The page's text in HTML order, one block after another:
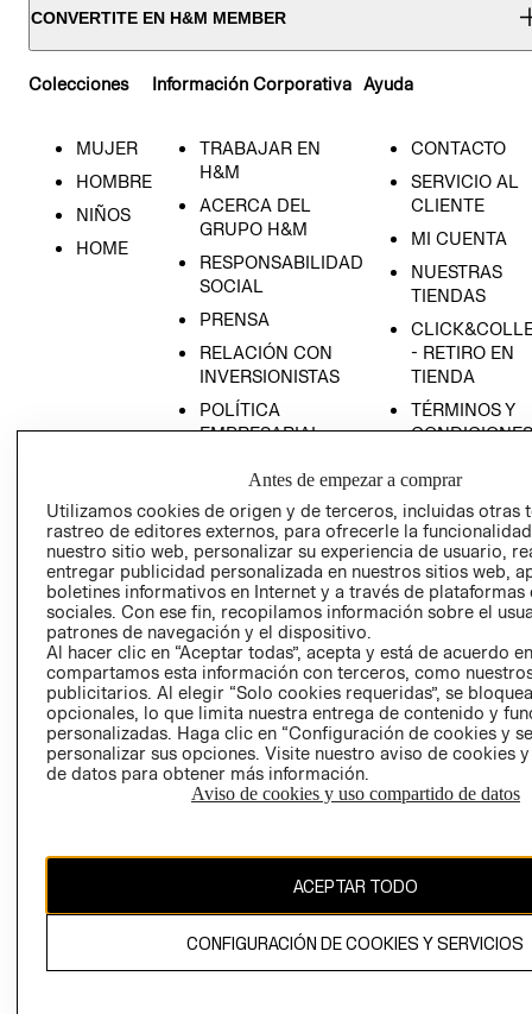
CONVERTITE EN H&M MEMBER
Colecciones
MUJER
HOMBRE
NIÑOS
HOME
Información Corporativa
TRABAJAR EN
H&M
ACERCA DEL
GRUPO H&M
RESPONSABILIDAD
SOCIAL
PRENSA
RELACIÓN CON
INVERSIONISTAS
POLÍTICA
EMPRESARIAL
Ayuda
CONTACTO
SERVICIO AL
CLIENTE
MI CUENTA
NUESTRAS
TIENDAS
- RETIRO EN
TIENDA
TÉRMINOS Y
CONDICIONES
PRIVACIDAD
GIFT CARD
AVISO DE
COOKIES
Uruguay ($U)
CAMBIAR REGIÓN
El contenido de esta página web está protegido por copyright y es
propiedad de H&M Hennes & Mauritz AB.
Antes de empezar a comprar
Utilizamos cookies de origen y de terceros, incluidas otras
rastreo de editores externos, para ofrecerle la
nuestro sitio web, personalizar su experiencia de usuario,
entregar publicidad personalizada en nuestros sitios web,
boletines informativos en Internet y a través de plataformas
sociales. Con ese fin, recopilamos información sobre el
patrones de navegación y el dispositivo.
Al hacer clic en “Aceptar todas”, acepta y está de acuerdo
compartamos esta información con terceros, como
publicitarios. Al elegir “Solo cookies requeridas”, se
opcionales, lo que limita nuestra entrega de contenido y
personalizadas. Haga clic en “Configuración de cookies y
personalizar sus opciones. Visite nuestro aviso de cookies
de datos para obtener más información.
Aviso de cookies y uso compartido de datos
ACEPTAR TODO
CONFIGURACIÓN DE COOKIES Y SERVICIOS